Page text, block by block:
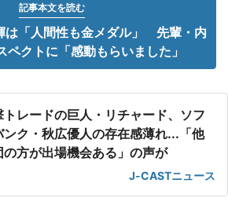
記事本文を読む
は「人間性も金メダル」 先輩・内
ペクトに「感動もらいました」
トレードの巨人・リチャード、ソフ
ンク・秋広優人の存在感薄れ...「他
の方が出場機会ある」の声が
J-CASTニュース